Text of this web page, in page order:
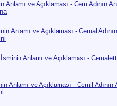
Anlamı ve Açıklaması - Cem Adının
Anlamı ve Açıklaması - Cemal
Anlamı ve Açıklaması -
Anlamı ve Açıklaması - Cemil Adının